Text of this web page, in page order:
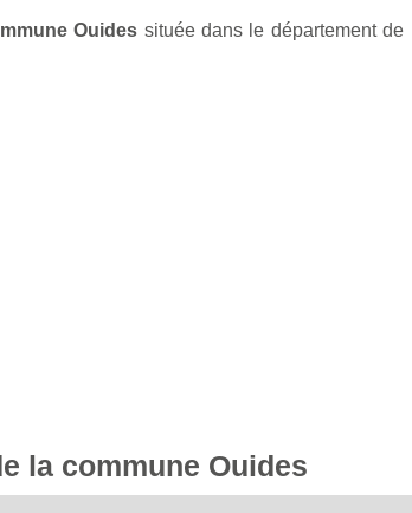
Ouides située dans le département de
la commune Ouides